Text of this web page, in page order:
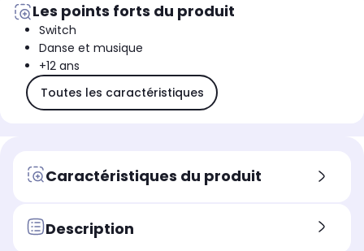
Les points forts du produit
Switch
Danse et musique
+12 ans
Toutes les caractéristiques
Caractéristiques du produit
Description